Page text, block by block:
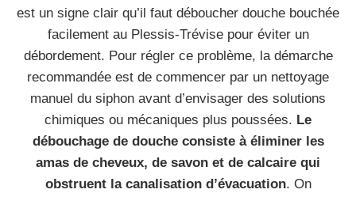
est un signe clair qu’il faut déboucher douche bouchée
facilement au Plessis-Trévise pour éviter un
débordement. Pour régler ce problème, la démarche
recommandée est de commencer par un nettoyage
manuel du siphon avant d’envisager des solutions
chimiques ou mécaniques plus poussées. Le
débouchage de douche consiste à éliminer les
amas de cheveux, de savon et de calcaire qui
obstruent la canalisation d’évacuation. On